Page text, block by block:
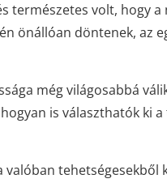
természetes volt, hogy a
önállóan döntenek, az
még világosabbá
is választhatók ki
tehetségesekből